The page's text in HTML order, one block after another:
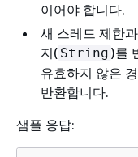
이어야 합니다.
새 스레드 제한
지( String )를
유효하지 않은
반환합니다.
샘플 응답: